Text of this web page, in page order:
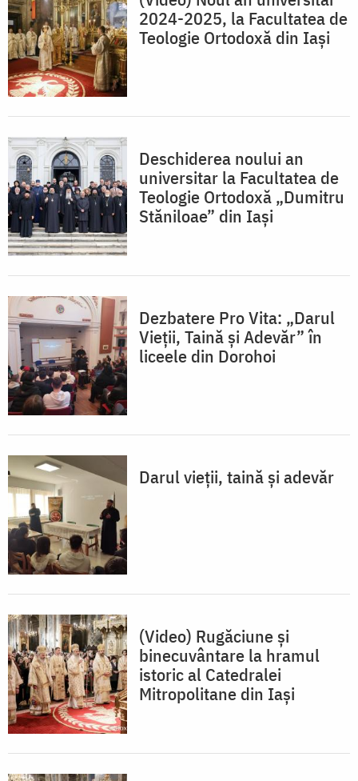
2024-2025, la Facultatea de
Teologie Ortodoxă din Iași
Deschiderea noului an
universitar la Facultatea de
Teologie Ortodoxă „Dumitru
Stăniloae” din Iași
Dezbatere Pro Vita: „Darul
Vieții, Taină și Adevăr” în
liceele din Dorohoi
Darul vieții, taină și adevăr
(Video) Rugăciune și
binecuvântare la hramul
istoric al Catedralei
Mitropolitane din Iași